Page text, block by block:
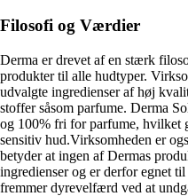
Filosofi og Værdier
Derma er drevet af en stærk
produkter til alle hudtyper.
udvalgte ingredienser af høj
stoffer såsom parfume. Derma
og 100% fri for parfume, hvilket
sensitiv hud.Virksomheden er
betyder at ingen af Dermas
ingredienser og er derfor egnet
fremmer dyrevelfærd ved at